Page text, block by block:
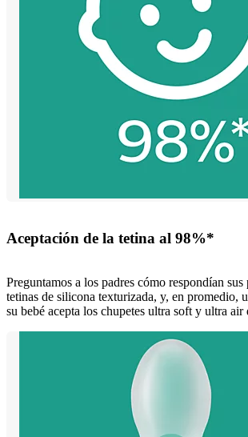
Aceptación de la tetina al 98%*
Preguntamos a los padres cómo respondían sus
tetinas de silicona texturizada, y, en promedio,
su bebé acepta los chupetes ultra soft y ultra